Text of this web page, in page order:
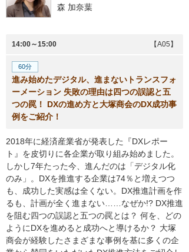
森 加奈葉
14:00～15:00 【A05】
60分
進み始めたデジタル、進まないトランスフォ
ーメーション 失敗の理由は四つの誤認と五
つの罠！ DXの進め方と大塚商会のDX成功事
例をご紹介！
2018年に経済産業省が発表した『DXレポー
ト』を皮切りに各企業が取り組み始めました。
しかし7年たった今、進んだのは「デジタル化
のみ」。DXを推進する企業は74％と増えつつ
も、成功した実感は全くない。DX推進計画を作
るも、計画が全く進まない……なぜか!? DX推進
を阻む四つの誤認と五つの罠とは？ 何を、どの
ようにDXを進めると成功へと導けるか？ 大塚
商会が経験したさまざまな事例を基に多くの企